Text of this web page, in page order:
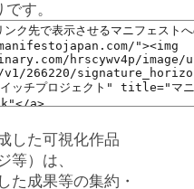
す。
した可視化作品
等）は、
た成果等の集約・